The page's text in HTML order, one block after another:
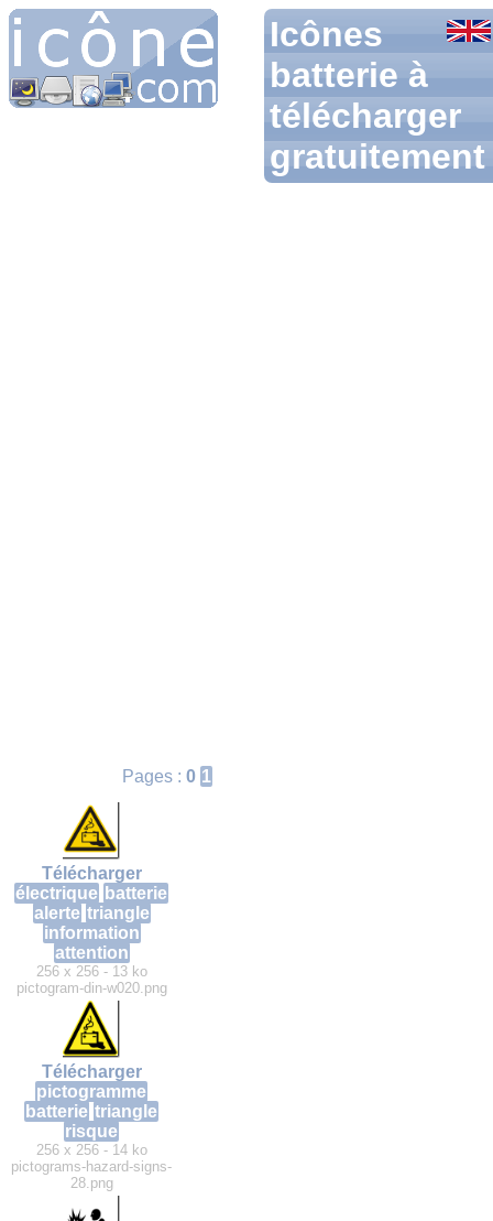
Icônes
batterie à
télécharger
gratuitement
Pages : 0 1
Télécharger
électrique batterie
alerte triangle
information
attention
256 x 256 - 13 ko
pictogram-din-w020.png
Télécharger
pictogramme
batterie triangle
risque
256 x 256 - 14 ko
pictograms-hazard-signs-
28.png